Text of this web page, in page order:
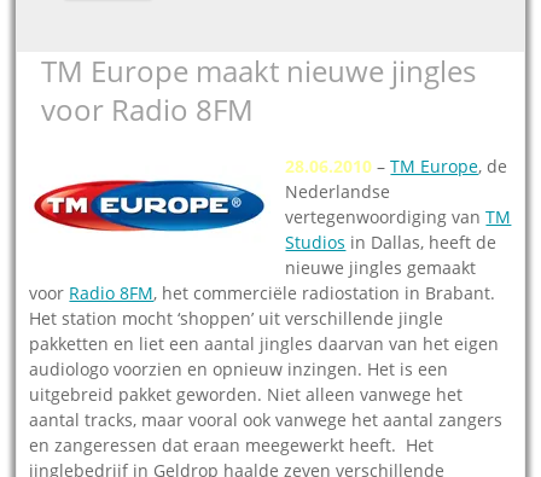
TM Europe maakt nieuwe jingles
voor Radio 8FM
28.06.2010 –TM Europe, de
Nederlandse
vertegenwoordiging vanTM
Studios in Dallas, heeft de
nieuwe jingles gemaakt
voor Radio 8FM, het commerciële radiostation in Brabant.
Het station mocht ‘shoppen’ uit verschillende jingle
pakketten en liet een aantal jingles daarvan van het eigen
audiologo voorzien en opnieuw inzingen. Het is een
uitgebreid pakket geworden. Niet alleen vanwege het
aantal tracks, maar vooral ook vanwege het aantal zangers
en zangeressen dat eraan meegewerkt heeft. Het
jinglebedrijf in Geldrop haalde zeven verschillende